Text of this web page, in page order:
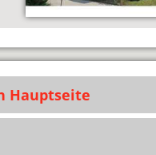
Hauptseite